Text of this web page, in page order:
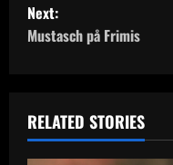
s
a
Next:
Mustasch på Frimis
RELATED STORIES